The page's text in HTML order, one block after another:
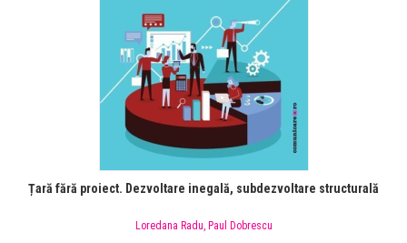
Țară fără proiect. Dezvoltare inegală, subdezvoltare structurală
Loredana Radu, Paul Dobrescu